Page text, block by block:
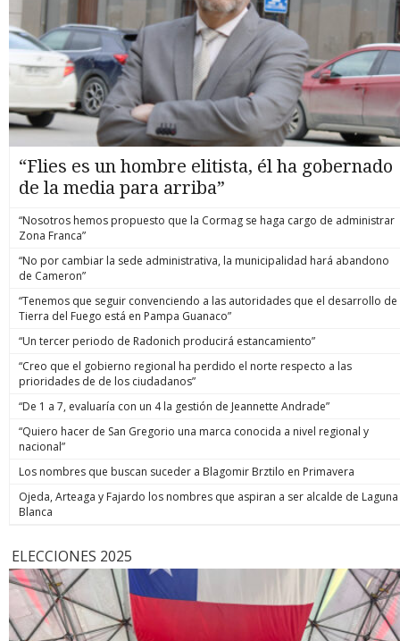
“Flies es un hombre elitista, él ha gobernado
de la media para arriba”
“Nosotros hemos propuesto que la Cormag se haga cargo de administrar
Zona Franca”
“No por cambiar la sede administrativa, la municipalidad hará abandono
de Cameron”
“Tenemos que seguir convenciendo a las autoridades que el desarrollo de
Tierra del Fuego está en Pampa Guanaco”
“Un tercer periodo de Radonich producirá estancamiento”
“Creo que el gobierno regional ha perdido el norte respecto a las
prioridades de de los ciudadanos”
“De 1 a 7, evaluaría con un 4 la gestión de Jeannette Andrade”
“Quiero hacer de San Gregorio una marca conocida a nivel regional y
nacional”
Los nombres que buscan suceder a Blagomir Brztilo en Primavera
Ojeda, Arteaga y Fajardo los nombres que aspiran a ser alcalde de Laguna
Blanca
ELECCIONES 2025